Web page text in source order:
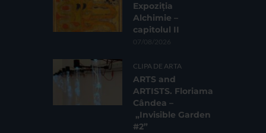
Expoziția
Alchimie –
capitolul II
07/08/2026
CLIPA DE ARTA
ARTS and
ARTISTS. Floriama
Cândea –
„Invisible Garden
#2”